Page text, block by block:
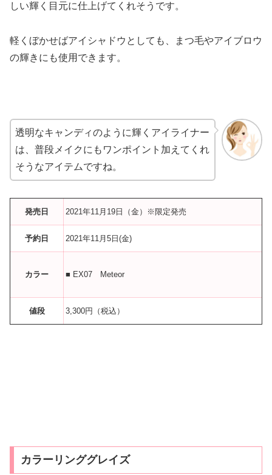
しい輝く目元に仕上げてくれそうです。
軽くぼかせばアイシャドウとしても、まつ毛やアイブロウ
の輝きにも使用できます。
透明なキャンディのように輝くアイライナー
は、普段メイクにもワンポイント加えてくれ
そうなアイテムですね。
発売日 2021年11月19日（金）※限定発売
予約日 2021年11月5日(金)
カラー ■ EX07 Meteor
値段 3,300円（税込）
カラーリンググレイズ